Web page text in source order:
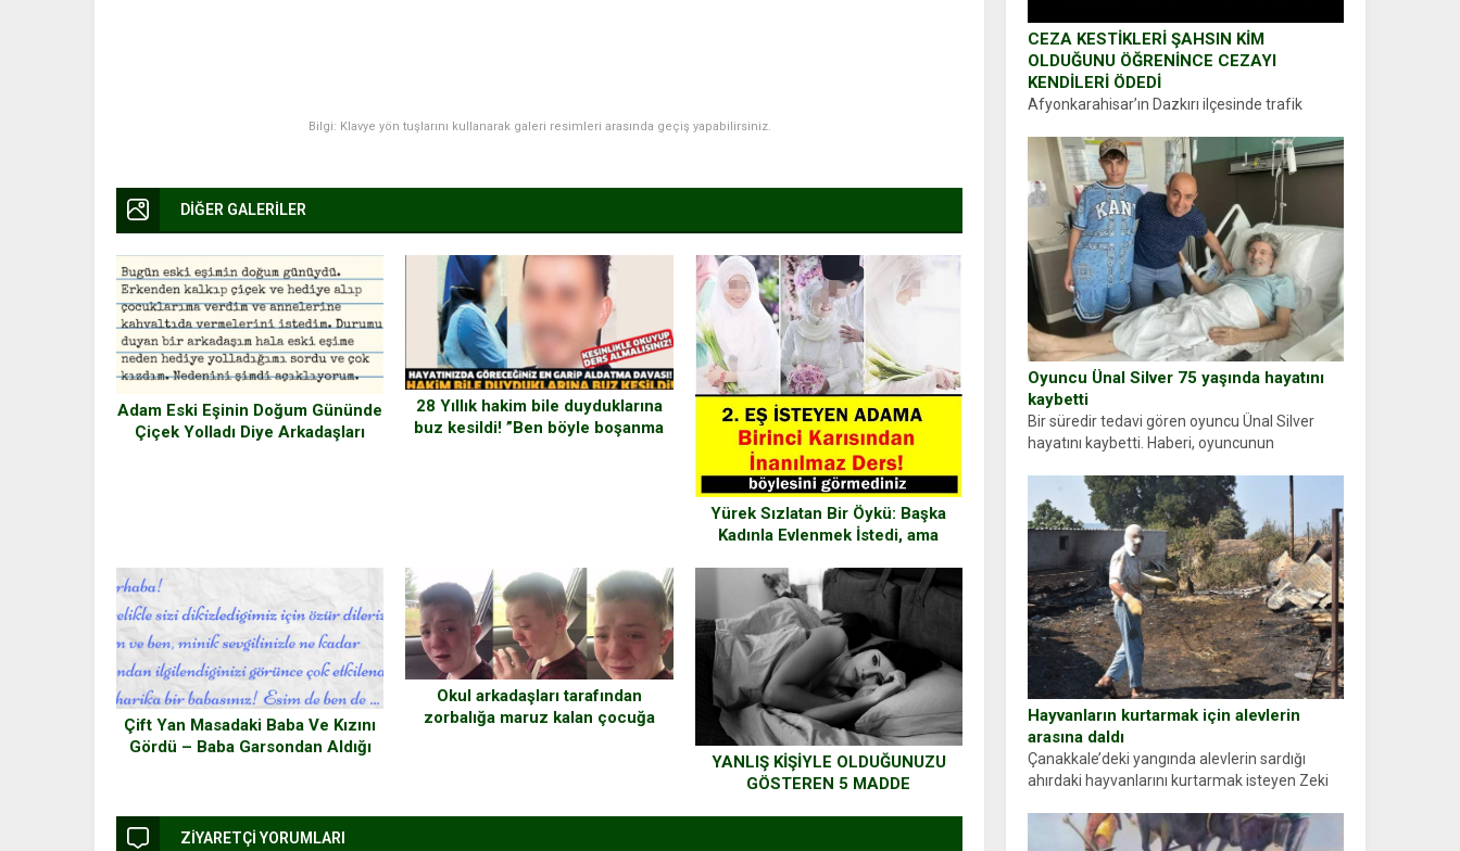
CEZA KESTİKLERİ ŞAHSIN KİM
OLDUĞUNU ÖĞRENİNCE CEZAYI
KENDİLERİ ÖDEDİ
Afyonkarahisar’ın Dazkırı ilçesinde trafik
durdurdukları bir otomobilin sürücüsünden
ehliyet ve ruhsat sorup belgelerini istedi.
Sürücü Abdurrahman Ö.nün verdiği evraklarda
eksik olduğunu...
Oyuncu Ünal Silver 75 yaşında hayatını
kaybetti
Bir süredir tedavi gören oyuncu Ünal Silver
hayatını kaybetti. Haberi, oyuncunun
sosyal medya hesabında “Usta Oyuncumuz ve
çok değerli dostumuz...
Hayvanların kurtarmak için alevlerin
arasına daldı
Çanakkale’deki yangında alevlerin sardığı
ahırdaki hayvanlarını kurtarmak isteyen Zeki
ellerinde yanıklar oluşan Demir, kâbus dolu
anları anlattı… Merkeze bağlı...
Bilgi: Klavye yön tuşlarını kullanarak galeri resimleri arasında geçiş yapabilirsiniz.
DİĞER GALERİLER
Adam Eski Eşinin Doğum Gününde
Çiçek Yolladı Diye Arkadaşları
28 Yıllık hakim bile duyduklarına
buz kesildi! ”Ben böyle boşanma
Yürek Sızlatan Bir Öykü: Başka
Kadınla Evlenmek İstedi, ama
Çift Yan Masadaki Baba Ve Kızını
Gördü – Baba Garsondan Aldığı
Okul arkadaşları tarafından
zorbalığa maruz kalan çocuğa
YANLIŞ KİŞİYLE OLDUĞUNUZU
GÖSTEREN 5 MADDE
ZİYARETÇİ YORUMLARI